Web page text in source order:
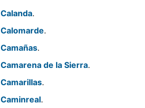
Calanda.
Calomarde.
Camañas.
Camarena de la Sierra.
Camarillas.
Caminreal.